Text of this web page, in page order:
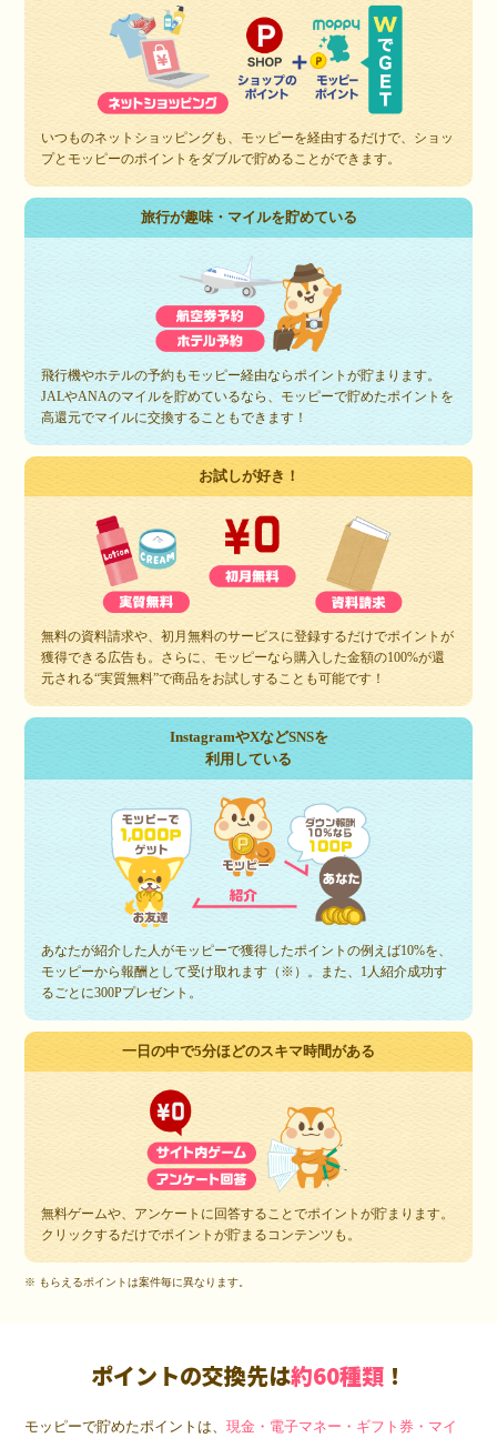
いつものネットショッピングも、モッピーを経由するだけで、ショッ
プとモッピーのポイントをダブルで貯めることができます。
旅行が趣味・マイルを貯めている
飛行機やホテルの予約もモッピー経由ならポイントが貯まります。
JALやANAのマイルを貯めているなら、モッピーで貯めたポイントを
高還元でマイルに交換することもできます！
お試しが好き！
無料の資料請求や、初月無料のサービスに登録するだけでポイントが
獲得できる広告も。さらに、モッピーなら購入した金額の100%が還
元される“実質無料”で商品をお試しすることも可能です！
InstagramやXなどSNSを
利用している
あなたが紹介した人がモッピーで獲得したポイントの例えば10%を、
モッピーから報酬として受け取れます（※）。また、1人紹介成功す
るごとに300Pプレゼント。
一日の中で5分ほどのスキマ時間がある
無料ゲームや、アンケートに回答することでポイントが貯まります。
クリックするだけでポイントが貯まるコンテンツも。
※ もらえるポイントは案件毎に異なります。
ポイントの交換先は約60種類 ！
モッピーで貯めたポイントは、現金・電子マネー・ギフト券・マイ